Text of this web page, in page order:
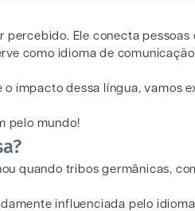
percebido. Ele conecta pessoas
como idioma de
o impacto dessa língua, vamos
pelo mundo!
quando tribos germânicas,
influenciada pelo